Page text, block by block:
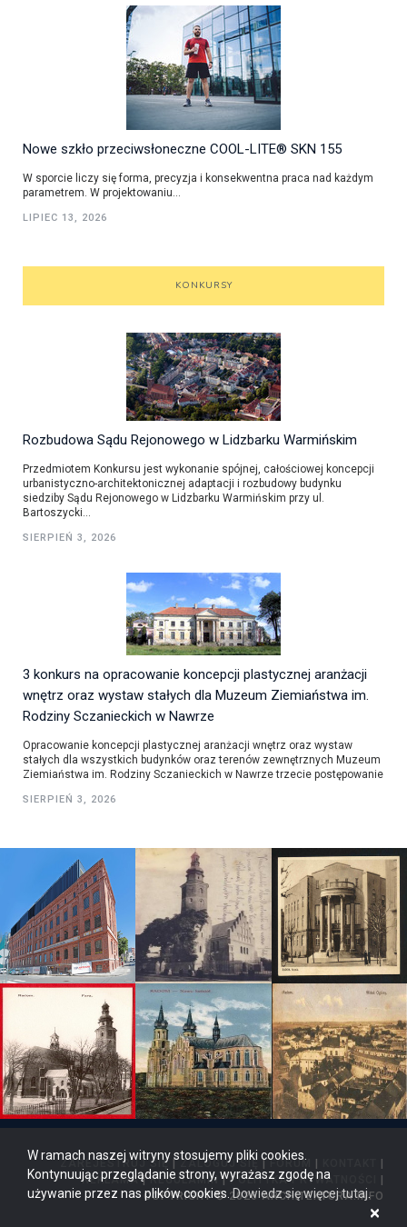
Nowe szkło przeciwsłoneczne COOL-LITE® SKN 155
W sporcie liczy się forma, precyzja i konsekwentna praca nad każdym
parametrem. W projektowaniu...
LIPIEC 13, 2026
KONKURSY
Rozbudowa Sądu Rejonowego w Lidzbarku Warmińskim
Przedmiotem Konkursu jest wykonanie spójnej, całościowej koncepcji
urbanistyczno-architektonicznej adaptacji i rozbudowy budynku
siedziby Sądu Rejonowego w Lidzbarku Warmińskim przy ul.
Bartoszycki...
SIERPIEŃ 3, 2026
3 konkurs na opracowanie koncepcji plastycznej aranżacji
wnętrz oraz wystaw stałych dla Muzeum Ziemiaństwa im.
Rodziny Sczanieckich w Nawrze
Opracowanie koncepcji plastycznej aranżacji wnętrz oraz wystaw
stałych dla wszystkich budynków oraz terenów zewnętrznych Muzeum
Ziemiaństwa im. Rodziny Sczanieckich w Nawrze trzecie postępowanie
SIERPIEŃ 3, 2026
ZAREJESTRUJ SIĘ | ZALOGUJ SIĘ |FORUM
REKLAMA|REGULAMIN |POLITYKA PRYWATNOŚCI
COPYRIGHT © 2026 ARCHITEKTURA.INFO
W ramach naszej witryny stosujemy pliki cookies.
Kontynuując przeglądanie strony, wyrażasz zgodę na
używanie przez nas plików cookies.Dowiedz się więcej tutaj.
×